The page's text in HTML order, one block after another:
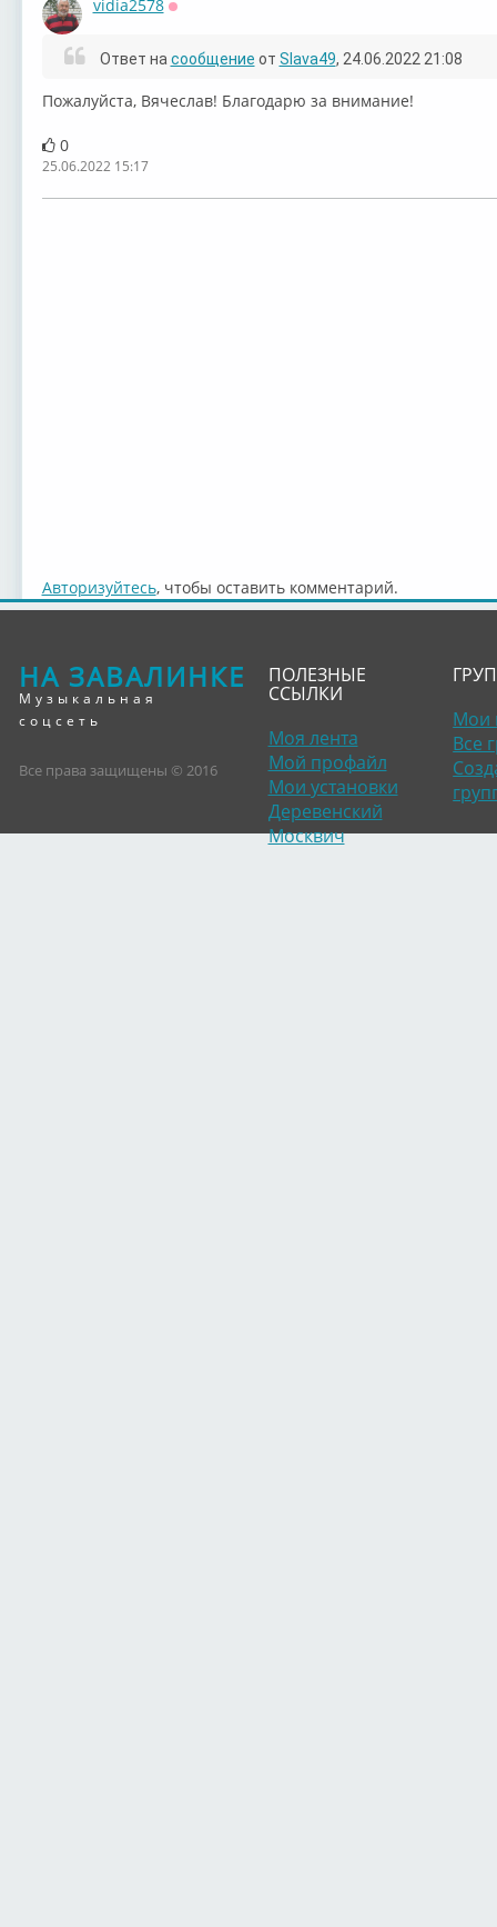
vidia2578
Ответ на сообщение от Slava49, 24.06.2022 21:08
Пожалуйста, Вячеслав! Благодарю за внимание!
0
25.06.2022 15:17
Авторизуйтесь, чтобы оставить комментарий.
НА ЗАВАЛИНКЕ
Музыкальная
соцсеть
Все права защищены © 2016
ПОЛЕЗНЫЕ
ССЫЛКИ
Моя лента
Мой профайл
Мои установки
Деревенский
Москвич
Мои
Все